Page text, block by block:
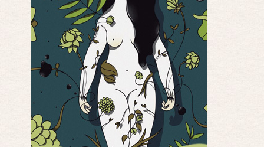
Possession
Por: Luar
Se llama la posesión en castellano, está …
Obsession
Por: Mariano
Obsession